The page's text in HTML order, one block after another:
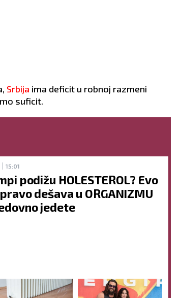
Srbija ima deficit u robnoj razmeni
suficit.
15:01
podižu HOLESTEROL? Evo
dešava u ORGANIZMU
jedete